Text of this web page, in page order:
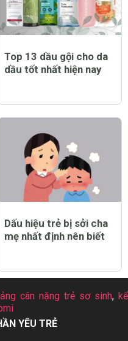
Top 13 dầu gội cho da
dầu tốt nhất hiện nay
Dấu hiệu trẻ bị sởi cha
mẹ nhất định nên biết
cân nặng trẻ sơ sinh,kể
YÊU TRẺ